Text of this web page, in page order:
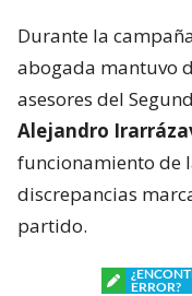
Durante la
abogada mantuvo
asesores del
Alejandro
funcionamiento de
discrepancias
partido.
ERROR?